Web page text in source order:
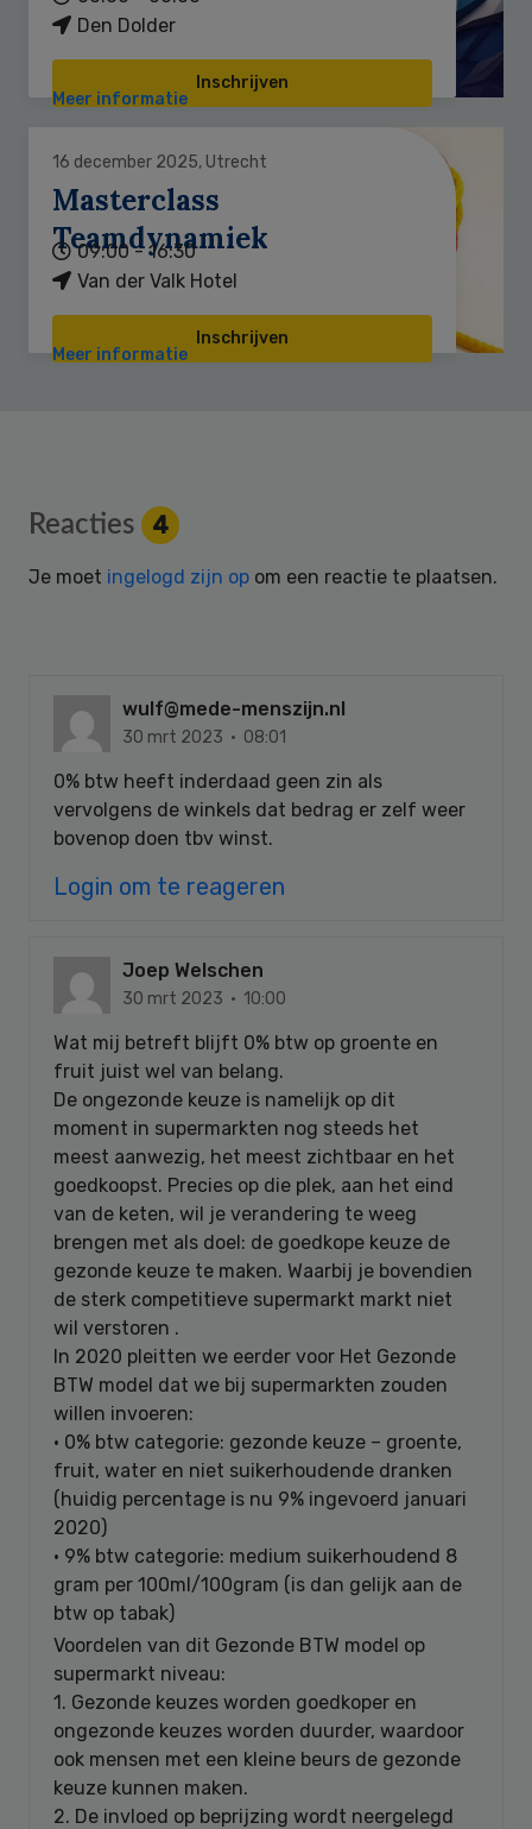
Den Dolder
Inschrijven
Meer informatie
16 december 2025, Utrecht
Masterclass
Teamdynamiek
09:00 - 16:30
Van der Valk Hotel
Inschrijven
Meer informatie
Reader
Interactions
Reacties 4
Je moet ingelogd zijn op om een reactie te plaatsen.
wulf@mede-menszijn.nl
30 mrt 2023 · 08:01
0% btw heeft inderdaad geen zin als
vervolgens de winkels dat bedrag er zelf weer
bovenop doen tbv winst.
Login om te reageren
Joep Welschen
30 mrt 2023 · 10:00
Wat mij betreft blijft 0% btw op groente en
fruit juist wel van belang.
De ongezonde keuze is namelijk op dit
moment in supermarkten nog steeds het
meest aanwezig, het meest zichtbaar en het
goedkoopst. Precies op die plek, aan het eind
van de keten, wil je verandering te weeg
brengen met als doel: de goedkope keuze de
gezonde keuze te maken. Waarbij je bovendien
de sterk competitieve supermarkt markt niet
wil verstoren .
In 2020 pleitten we eerder voor Het Gezonde
BTW model dat we bij supermarkten zouden
willen invoeren:
• 0% btw categorie: gezonde keuze – groente,
fruit, water en niet suikerhoudende dranken
(huidig percentage is nu 9% ingevoerd januari
2020)
• 9% btw categorie: medium suikerhoudend 8
gram per 100ml/100gram (is dan gelijk aan de
btw op tabak)
Voordelen van dit Gezonde BTW model op
supermarkt niveau:
1. Gezonde keuzes worden goedkoper en
ongezonde keuzes worden duurder, waardoor
ook mensen met een kleine beurs de gezonde
keuze kunnen maken.
2. De invloed op beprijzing wordt neergelegd